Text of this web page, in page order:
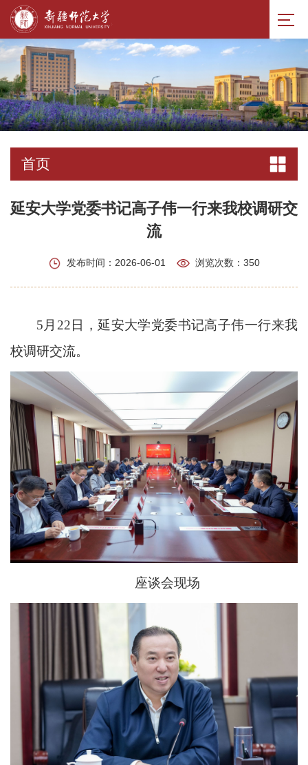
首页
延安大学党委书记高子伟一行来我校调研交
流
发布时间：2026-06-01 浏览次数：350
5月22日，延安大学党委书记高子伟一行来我
校调研交流。
座谈会现场